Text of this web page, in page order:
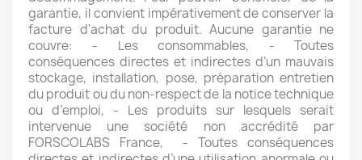
garantie, il convient impérativement de conserver la
facture d'achat du produit. Aucune garantie ne
couvre: - Les consommables, - Toutes
conséquences directes et indirectes d’un mauvais
stockage, installation, pose, préparation entretien
du produit ou du non-respect de la notice technique
ou d’emploi, - Les produits sur lesquels serait
intervenue une société non accrédité par
FORSCOLABS France, - Toutes conséquences